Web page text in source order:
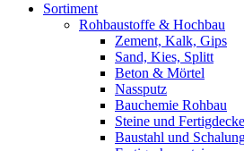
Sortiment
Rohbaustoffe & Hochbau
Zement, Kalk, Gips
Sand, Kies, Splitt
Beton & Mörtel
Nassputz
Bauchemie Rohbau
Steine und
Baustahl und